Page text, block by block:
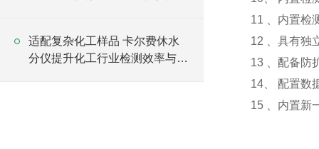
11 、内置检
12 、具有独
13 、配备防
14、 配置数
15 、内置新
适配复杂化工样品 卡尔费休水
分仪提升化工行业检测效率与安